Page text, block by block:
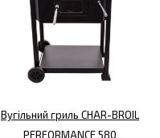
Вугільний гриль CHAR-BROIL
PERFORMANCE 580